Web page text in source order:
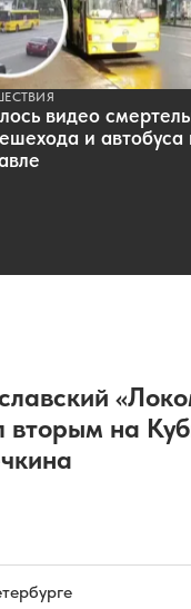
видео
и автобуса
вторым на